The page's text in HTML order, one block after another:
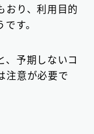
おり、利用目的
す。
、予期しないコ
注意が必要で